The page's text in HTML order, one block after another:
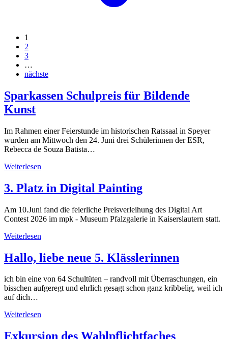
1
2
3
…
nächste
Sparkassen Schulpreis für Bildende
Kunst
Im Rahmen einer Feierstunde im historischen Ratssaal in Speyer
wurden am Mittwoch den 24. Juni drei Schülerinnen der ESR,
Rebecca de Souza Batista…
Weiterlesen
3. Platz in Digital Painting
Am 10.Juni fand die feierliche Preisverleihung des Digital Art
Contest 2026 im mpk - Museum Pfalzgalerie in Kaiserslautern statt.
Weiterlesen
Hallo, liebe neue 5. Klässlerinnen
ich bin eine von 64 Schultüten – randvoll mit Überraschungen, ein
bisschen aufgeregt und ehrlich gesagt schon ganz kribbelig, weil ich
auf dich…
Weiterlesen
Exkursion des Wahlpflichtfaches